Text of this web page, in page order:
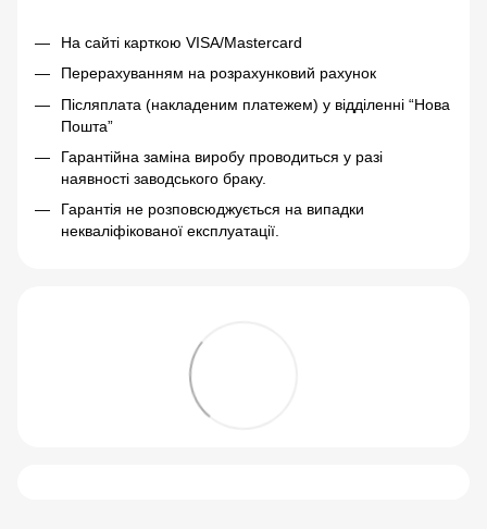
На сайті карткою VISA/Mastercard
Перерахуванням на розрахунковий рахунок
Післяплата (накладеним платежем) у відділенні “Нова
Пошта”
Гарантійна заміна виробу проводиться у разі
наявності заводського браку.
Гарантія не розповсюджується на випадки
некваліфікованої експлуатації.